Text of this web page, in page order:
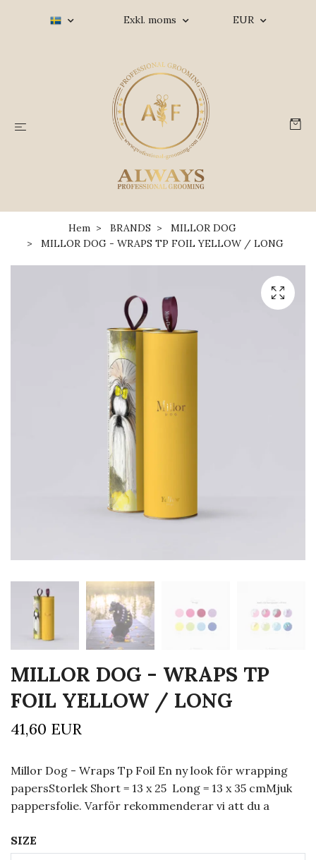
Exkl. moms EUR
Hem BRANDS
MILLOR DOG
MILLOR DOG - WRAPS TP FOIL YELLOW / LONG
MILLOR DOG - WRAPS TP
FOIL YELLOW / LONG
41,60 EUR
Millor Dog - Wraps Tp Foil En ny look för wrapping
papersStorlek Short = 13 x 25 Long = 13 x 35 cmMjuk
pappersfolie. Varför rekommenderar vi att du a
SIZE